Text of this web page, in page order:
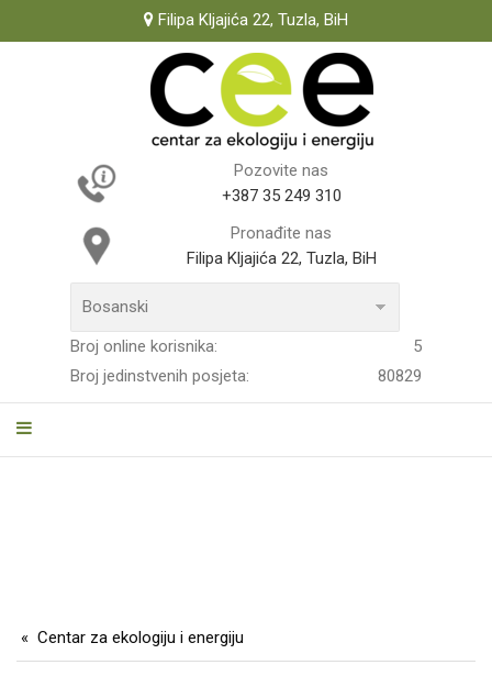
Filipa Kljajića 22, Tuzla, BiH
Pozovite nas
+387 35 249 310
Pronađite nas
Filipa Kljajića 22, Tuzla, BiH
Broj online korisnika:
5
Broj jedinstvenih posjeta:
80829
Centar za ekologiju i energiju